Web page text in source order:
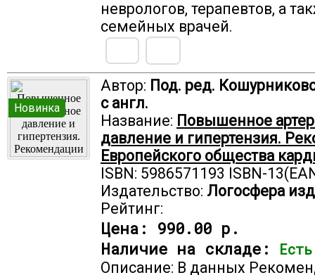
неврологов, терапевтов, а
семейных врачей.
Новинка
Автор: Под. ред.
с англ.
Название: Повышенное
давление и гипертензия.
Европейского общества
ISBN: 5986571193 ISBN-
Издательство: Логосфера
Рейтинг:
Цена: 990.00 р.
Наличие на складе:
Описание: В данных